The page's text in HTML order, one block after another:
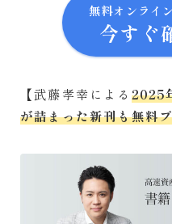
無料オンライ
今すぐ
【武藤孝幸による 2025
が詰まった新刊も無料